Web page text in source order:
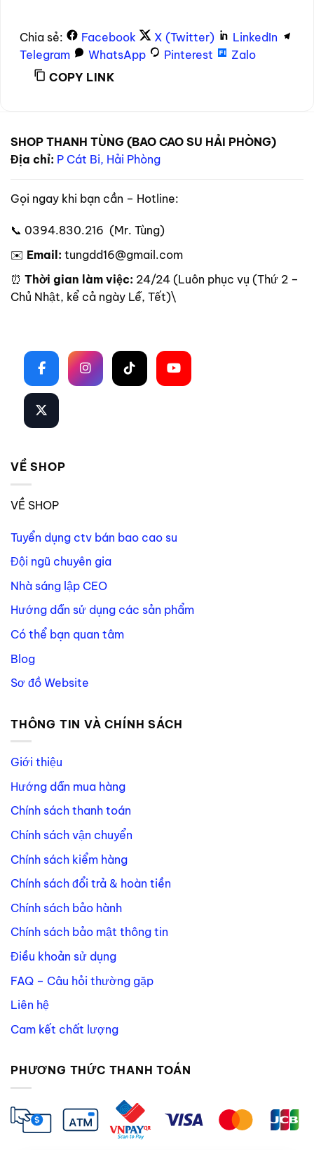
Chia sẻ: Facebook X (Twitter)
LinkedIn
Telegram
WhatsApp Pinterest
Zalo
COPY LINK
SHOP THANH TÙNG (BAO CAO SU HẢI PHÒNG)
Địa chỉ: P Cát Bi, Hải Phòng
Gọi ngay khi bạn cần – Hotline:
📞 0394.830.216 (Mr. Tùng)
✉️ Email: tungdd16@gmail.com
⏰ Thời gian làm việc: 24/24 (Luôn phục vụ (Thứ 2 –
Chủ Nhật, kể cả ngày Lễ, Tết)\
VỀ SHOP
VỀ SHOP
Tuyển dụng ctv bán bao cao su
Đội ngũ chuyên gia
Nhà sáng lập CEO
Hướng dẫn sử dụng các sản phẩm
Có thể bạn quan tâm
Blog
Sơ đồ Website
THÔNG TIN VÀ CHÍNH SÁCH
Giới thiệu
Hướng dẫn mua hàng
Chính sách thanh toán
Chính sách vận chuyển
Chính sách kiểm hàng
Chính sách đổi trả & hoàn tiền
Chính sách bảo hành
Chính sách bảo mật thông tin
Điều khoản sử dụng
FAQ – Câu hỏi thường gặp
Liên hệ
Cam kết chất lượng
PHƯƠNG THỨC THANH TOÁN